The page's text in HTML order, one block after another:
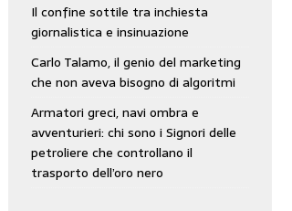
Il confine sottile tra inchiesta
giornalistica e insinuazione
Carlo Talamo, il genio del marketing
che non aveva bisogno di algoritmi
Armatori greci, navi ombra e
avventurieri: chi sono i Signori delle
petroliere che controllano il
trasporto dell’oro nero